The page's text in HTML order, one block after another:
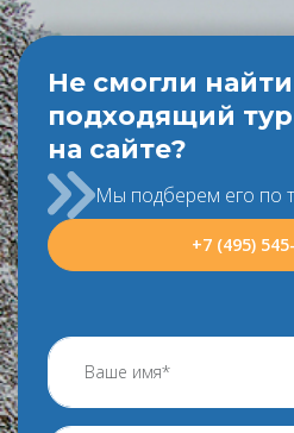
Не смогли найти
подходящий
на сайте?
Мы подберем его по
+7 (495)